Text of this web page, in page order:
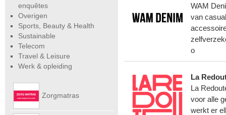
WAM
van
o
La
La
voor alle
werkt er
enquêtes
Overigen
Sports, Beauty & Health
Sustainable
Telecom
Travel & Leisure
Werk & opleiding
Zorgmatras